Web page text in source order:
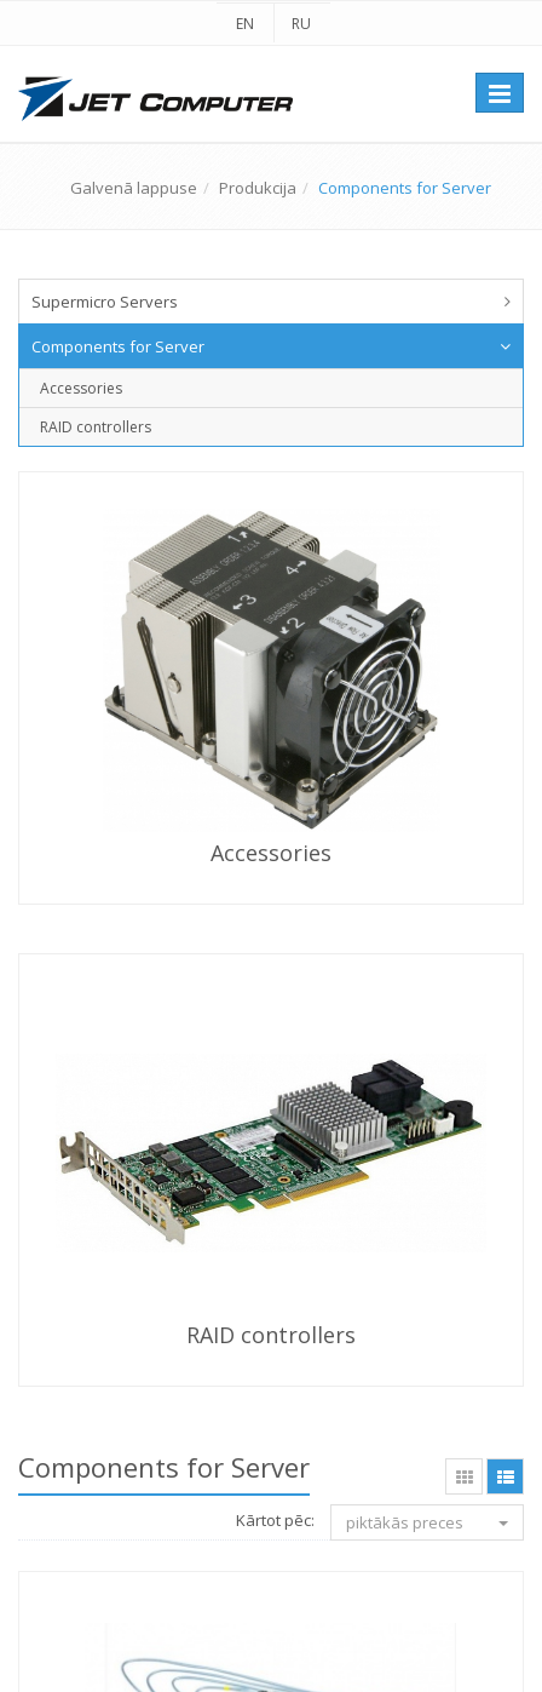
EN RU
Galvenā lappuse Produkcija Components for Server
Supermicro Servers
Components for Server
Accessories
RAID controllers
Accessories
RAID controllers
Components for Server
Kārtot pēc: piktākās preces